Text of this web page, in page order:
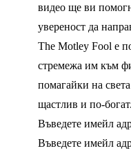
видео ще ви
увереност да
The Motley Fool е
стремежа им към
помагайки на
щастлив и по-богат.
Въведете имейл
Въведете имейл